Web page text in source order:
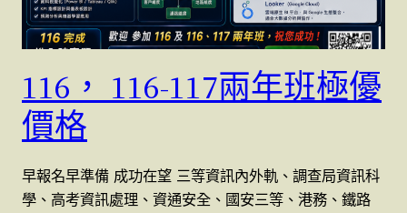
116， 116-117兩年班極優
價格
早報名早準備 成功在望 三等資訊內外軌、調查局資訊科
學、高考資訊處理、資通安全、國安三等、港務、鐵路